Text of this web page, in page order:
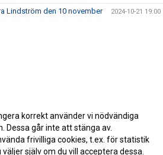
Lindström den 10 november 2024-10-21 19:00
korrekt använder vi nödvändiga
Dessa går inte att stänga av.
frivilliga cookies, t.ex. för statistik
själv om du vill acceptera dessa.